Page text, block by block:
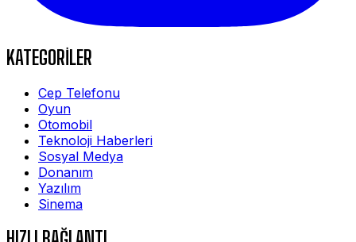
KATEGORİLER
Cep Telefonu
Oyun
Otomobil
Teknoloji Haberleri
Sosyal Medya
Donanım
Yazılım
Sinema